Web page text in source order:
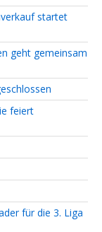
startet
geht gemeinsam
feiert
für die 3. Liga